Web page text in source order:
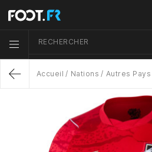
Menu list icon
RECHERCHER
Accueil Nations Autres Pays